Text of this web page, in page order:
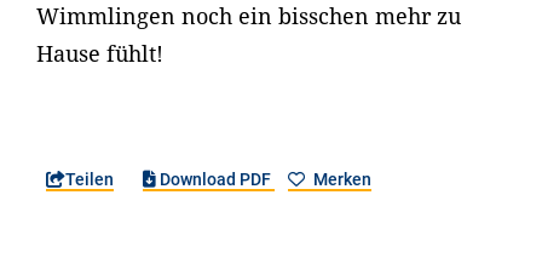
Wimmlingen noch ein bisschen mehr zu
Hause fühlt!
Teilen Download PDF Merken